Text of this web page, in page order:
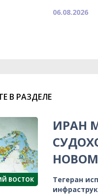
06.08.2026
В РАЗДЕЛЕ
ВОСТОК
ИРАН
Тегеран